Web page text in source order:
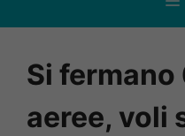
Si
aeree, voli